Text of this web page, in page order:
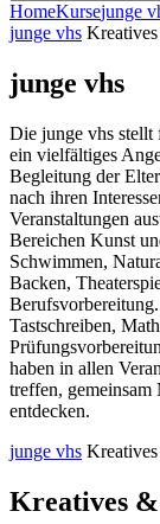
HomeKursejunge
junge vhs
junge vhs
Die junge vhs stellt
ein vielfältiges
Begleitung der
nach ihren
Veranstaltungen
Bereichen Kunst
Schwimmen,
Backen,
Tastschreiben,
haben in allen
treffen, gemeinsam
entdecken.
junge vhs
Kreatives